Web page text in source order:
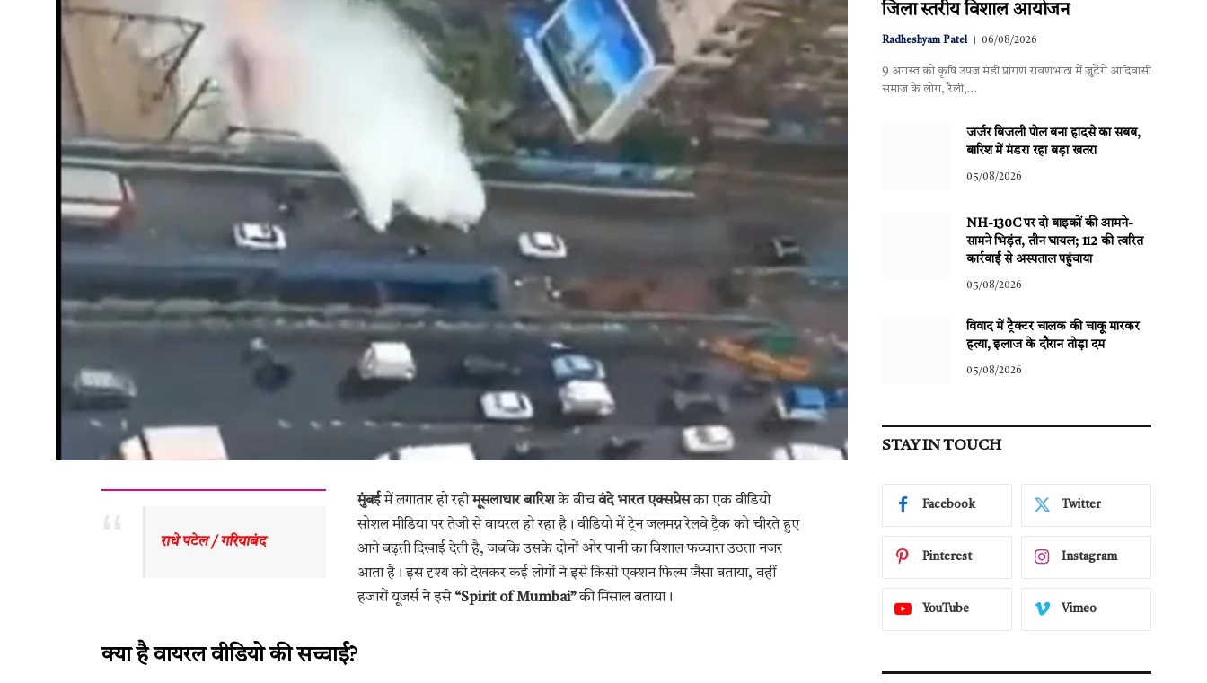
राधे पटेल / गरियाबंद
मुंबईमें लगातार हो रहीमूसलाधार बारिशके बीचवंदे भारत एक्सप्रेसका एक वीडियो
सोशल मीडिया पर तेजी से वायरल हो रहा है। वीडियो में ट्रेन जलमग्न रेलवे ट्रैक को चीरते हुए
आगे बढ़ती दिखाई देती है, जबकि उसके दोनों ओर पानी का विशाल फव्वारा उठता नजर
आता है। इस दृश्य को देखकर कई लोगों ने इसे किसी एक्शन फिल्म जैसा बताया, वहीं
हजारों यूजर्स ने इसे “Spirit of Mumbai”की मिसाल बताया।
क्या है वायरल वीडियो की सच्चाई?
जिला स्तरीय विशाल आयोजन
Radheshyam Patel 06/08/2026
9 अगस्त को कृषि उपज मंडी प्रांगण रावणभाठा में जुटेंगे आदिवासी
समाज के लोग, रैली,…
जर्जर बिजली पोल बना हादसे का सबब,
बारिश में मंडरा रहा बड़ा खतरा
05/08/2026
NH-130C पर दो बाइकों की आमने-
सामने भिड़ंत, तीन घायल; 112 की त्वरित
कार्रवाई से अस्पताल पहुंचाया
05/08/2026
विवाद में ट्रैक्टर चालक की चाकू मारकर
हत्या, इलाज के दौरान तोड़ा दम
05/08/2026
STAY IN TOUCH
Facebook Twitter
Pinterest Instagram
YouTube Vimeo